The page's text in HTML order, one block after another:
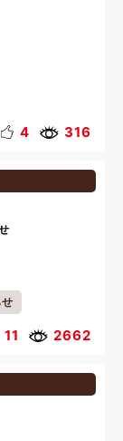
4 316
11 2662